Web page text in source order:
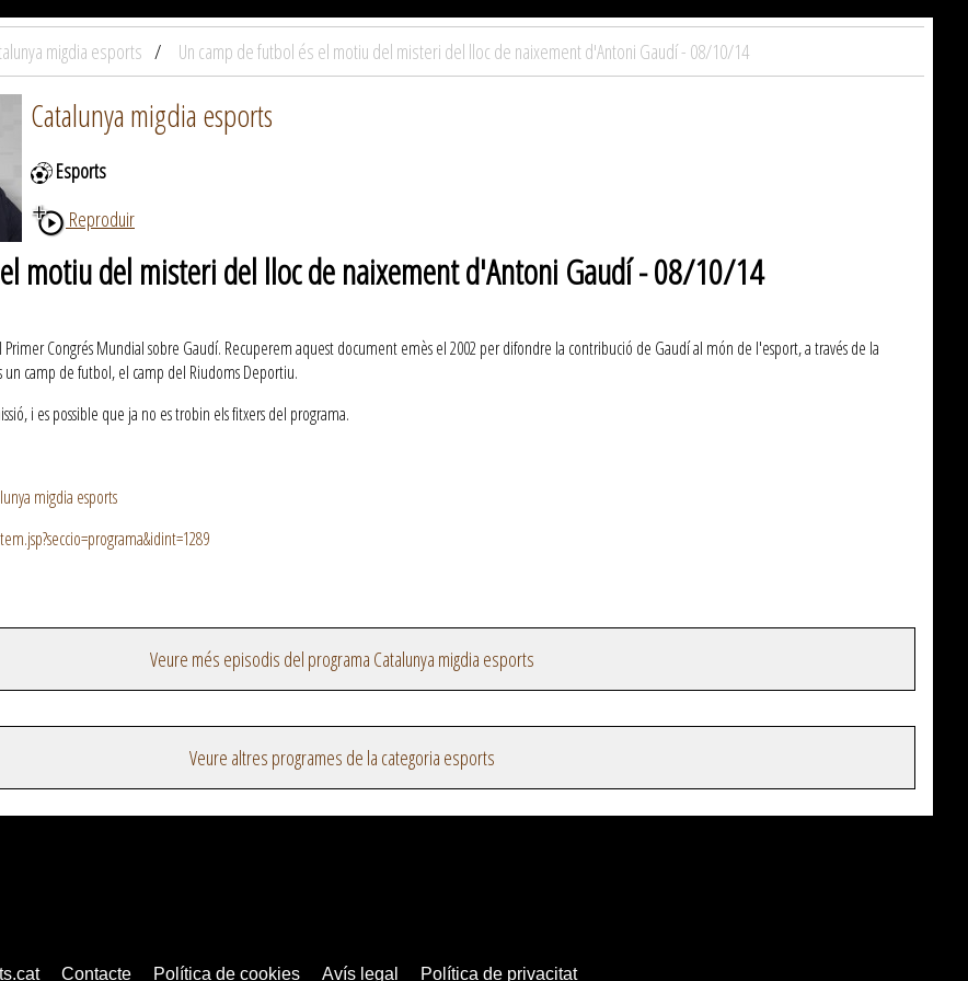
migdia esports Un camp de futbol és el motiu del misteri del lloc de naixement d'Antoni Gaudí - 08/10/14
Catalunya migdia esports
Esports
Reproduir
motiu del misteri del lloc de naixement d'Antoni Gaudí - 08/10/14
Primer Congrés Mundial sobre Gaudí. Recuperem aquest document emès el 2002 per difondre la contribució de Gaudí al món de l'esport, a través de la
camp de futbol, el camp del Riudoms Deportiu.
i es possible que ja no es trobin els fitxers del programa.
migdia esports
Veure més episodis del programa Catalunya migdia esports
Veure altres programes de la categoria esports
Contacte Política de cookies Avís legal Política de privacitat